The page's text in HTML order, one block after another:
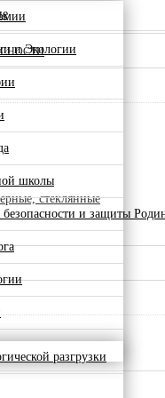
и Экологии
школы
и защиты
разгрузки
стеклянные